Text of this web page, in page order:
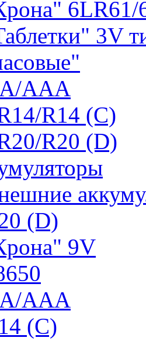
6LR61/
3V
AAA
R14 (C)
R20 (D)
(D)
9V
AAA
(C)